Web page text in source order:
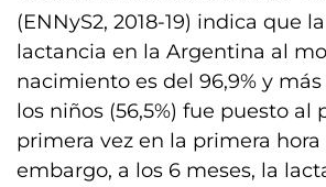
(ENNyS2, 2018-19) indica que
lactancia en la Argentina al
nacimiento es del 96,9% y
los niños (56,5%) fue puesto al
primera vez en la primera hora
embargo, a los 6 meses, la